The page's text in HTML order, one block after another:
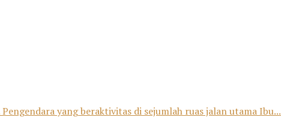
yang beraktivitas di sejumlah ruas jalan utama Ibu...